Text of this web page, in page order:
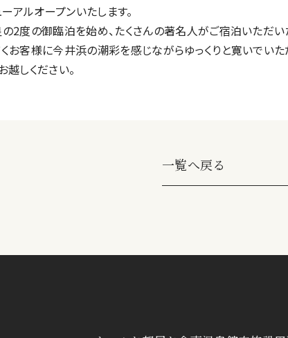
ルオープンいたします。
2度の御臨泊を始め、たくさんの著名人がご宿泊いただい
お客様に今井浜の潮彩を感じながらゆっくりと寛いでい
しください。
一覧へ戻る